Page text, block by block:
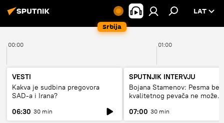
Srbija
LAT
00:00 01:00
VESTI
Kakva je sudbina pregovora
SAD-a i Irana?
06:30 30 min
SPUTNJIK INTERVJU
Bojana Stamenov: Pesma bez
kvalitetnog pevača ne može
07:00 30 min